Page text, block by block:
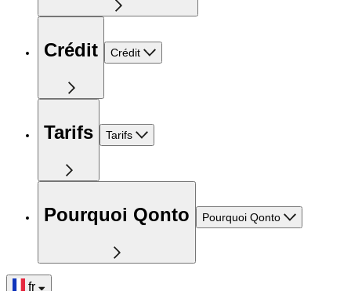
Crédit Crédit
Tarifs Tarifs
Pourquoi Qonto Pourquoi Qonto
fr